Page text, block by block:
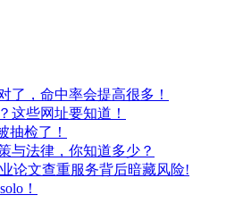
了，命中率会提高很多！
这些网址要知道！
抽检了！
与法律，你知道多少？
论文查重服务背后暗藏风险!
！